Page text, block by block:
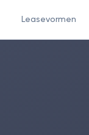
Leasevormen